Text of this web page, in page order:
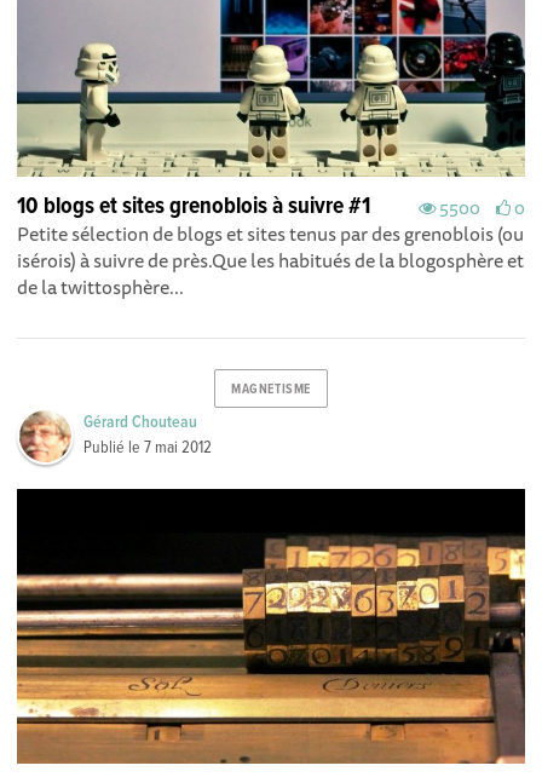
5500 0
10 blogs et sites grenoblois à suivre #1
Petite sélection de blogs et sites tenus par des grenoblois (ou
isérois) à suivre de près.Que les habitués de la blogosphère et
de la twittosphère...
MAGNETISME
Gérard Chouteau
Publié le7 mai 2012